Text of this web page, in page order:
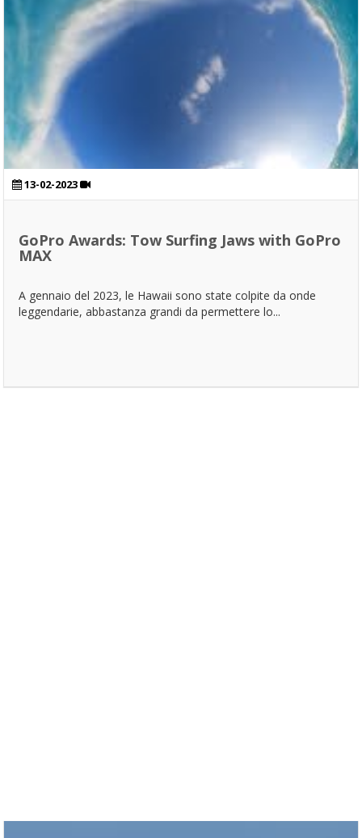
13-02-2023
GoPro Awards: Tow Surfing Jaws with GoPro
MAX
A gennaio del 2023, le Hawaii sono state colpite da onde
leggendarie, abbastanza grandi da permettere lo...